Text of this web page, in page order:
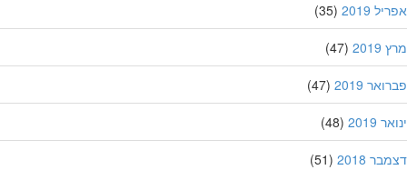
2019
(35)
(47)
2019
(47)
2019
(48)
2018
(51)